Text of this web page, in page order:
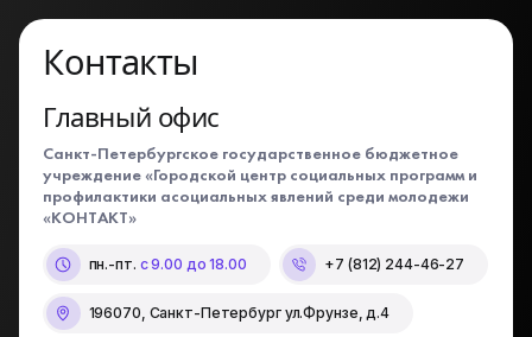
Контакты
Главный офис
Санкт-Петербургское государственное бюджетное
учреждение «Городской центр социальных программ и
профилактики асоциальных явлений среди молодежи
«КОНТАКТ»
пн.-пт. с 9.00 до 18.00 +7 (812) 244-46-27
196070, Санкт-Петербург ул.Фрунзе, д.4